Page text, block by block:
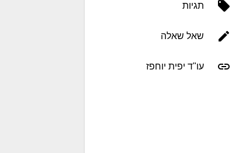
תגיות
שאל שאלה
עו"ד יפית יוחפז